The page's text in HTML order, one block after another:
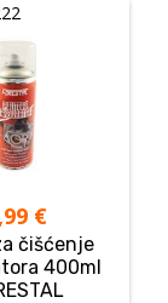
€
čišćenje
400ml